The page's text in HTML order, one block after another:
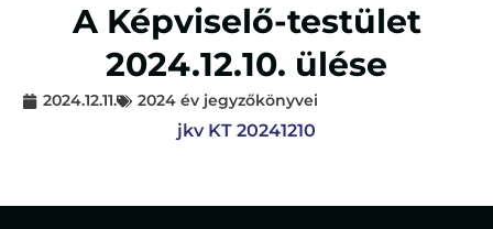
A Képviselő-testület
2024.12.10. ülése
2024.12.11. 2024 év jegyzőkönyvei
jkv KT 20241210